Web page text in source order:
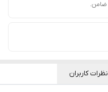
نظرات کاربران